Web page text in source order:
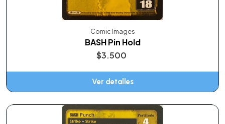
Comic Images
BASH Pin Hold
$3.500
Ver detalles